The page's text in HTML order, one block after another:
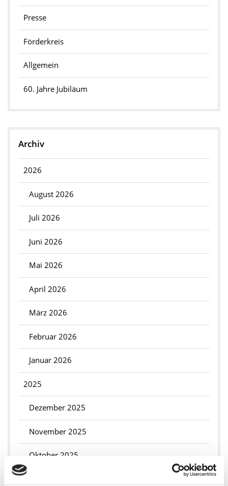
Presse
Förderkreis
Allgemein
60. Jahre Jubiläum
Archiv
2026
August 2026
Juli 2026
Juni 2026
Mai 2026
April 2026
März 2026
Februar 2026
Januar 2026
2025
Dezember 2025
November 2025
Oktober 2025